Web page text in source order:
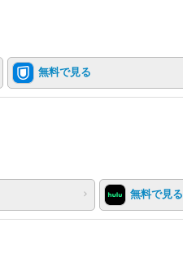
無料で見る
無料で見る